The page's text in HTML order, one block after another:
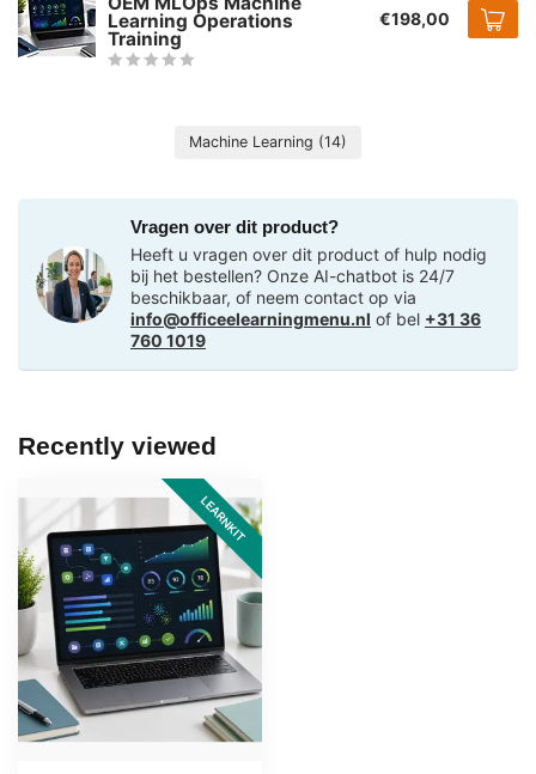
Learning Operations
Training
€198,00
Machine Learning (14)
Vragen over dit product?
Heeft u vragen over dit product of hulp nodig
bij het bestellen? Onze AI-chatbot is 24/7
beschikbaar, of neem contact op via
info@officeelearningmenu.nl of bel +31 36
760 1019
Recently viewed
LEARNKIT